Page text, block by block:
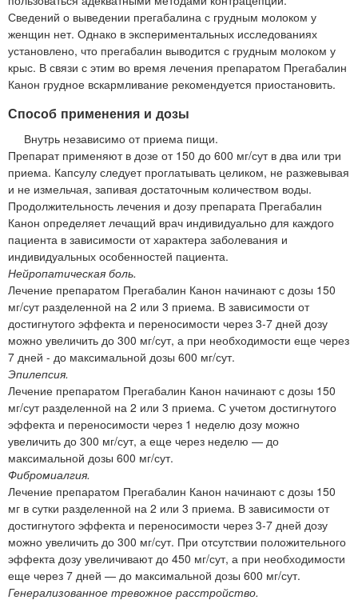
Сведений о выведении прегабалина с грудным молоком у
женщин нет. Однако в экспериментальных исследованиях
установлено, что прегабалин выводится с грудным молоком у
крыс. В связи с этим во время лечения препаратом Прегабалин
Канон грудное вскармливание рекомендуется приостановить.
Способ применения и дозы
Внутрь независимо от приема пищи.
Препарат применяют в дозе от 150 до 600 мг/сут в два или три
приема. Капсулу следует проглатывать целиком, не разжевывая
и не измельчая, запивая достаточным количеством воды.
Продолжительность лечения и дозу препарата Прегабалин
Канон определяет лечащий врач индивидуально для каждого
пациента в зависимости от характера заболевания и
индивидуальных особенностей пациента.
Нейропатическая боль.
Лечение препаратом Прегабалин Канон начинают с дозы 150
мг/сут разделенной на 2 или 3 приема. В зависимости от
достигнутого эффекта и переносимости через 3-7 дней дозу
можно увеличить до 300 мг/сут, а при необходимости еще через
7 дней - до максимальной дозы 600 мг/сут.
Эпилепсия.
Лечение препаратом Прегабалин Канон начинают с дозы 150
мг/сут разделенной на 2 или 3 приема. С учетом достигнутого
эффекта и переносимости через 1 неделю дозу можно
увеличить до 300 мг/сут, а еще через неделю — до
максимальной дозы 600 мг/сут.
Фибромиалгия.
Лечение препаратом Прегабалин Канон начинают с дозы 150
мг в сутки разделенной на 2 или 3 приема. В зависимости от
достигнутого эффекта и переносимости через 3-7 дней дозу
можно увеличить до 300 мг/сут. При отсутствии положительного
эффекта дозу увеличивают до 450 мг/сут, а при необходимости
еще через 7 дней — до максимальной дозы 600 мг/сут.
Генерализованное тревожное расстройство.